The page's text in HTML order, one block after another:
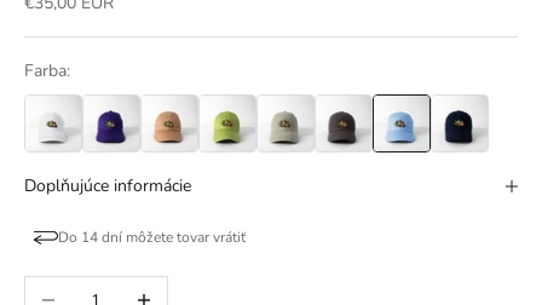
Farba:
Doplňujúce informácie
Do 14 dní môžete tovar vrátiť
Znížiť množstvoZvýšiť množstvo